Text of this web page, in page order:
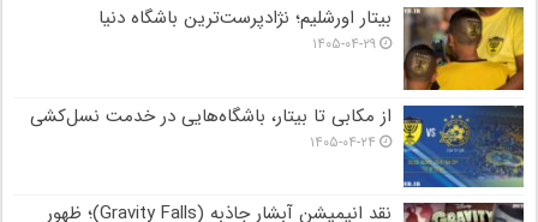
بیتار اورشلیم؛ نژادپرست‌ترین باشگاه دنیا
۱۴۰۵-۰۴-۲۹
از مکابی تا بیتار، باشگاه‌هایی در خدمت نسل‌کشی
۱۴۰۵-۰۴-۲۴
نقد انیمیشن آبشار جاذبه (Gravity Falls)؛ ظهور